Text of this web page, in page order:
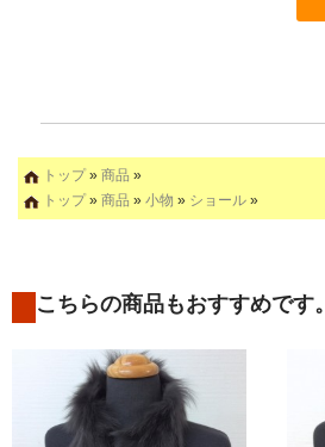
トップ» 商品 »
トップ» 商品 » 小物 » ショール »
こちらの商品もおすすめです。